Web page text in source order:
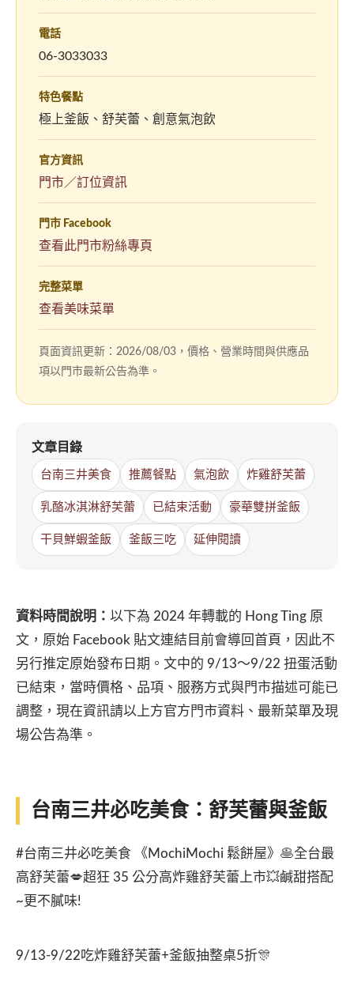
電話
06-3033033
特色餐點
極上釜飯、舒芙蕾、創意氣泡飲
官方資訊
門市／訂位資訊
門市 Facebook
查看此門市粉絲專頁
開
完整菜單
查看美味菜單
頁面資訊更新：2026/08/03，價格、營業時間與供應品
項以門市最新公告為準。
文章目錄
台南三井美食 推薦餐點 氣泡飲 炸雞舒芙蕾
乳酪冰淇淋舒芙蕾 已結束活動 豪華雙拼釜飯
干貝鮮蝦釜飯 釜飯三吃 延伸閱讀
資料時間說明： 以下為 2024 年轉載的 Hong Ting 原
文，原始 Facebook 貼文連結目前會導回首頁，因此不
另行推定原始發布日期。文中的 9/13～9/22 扭蛋活動
已結束，當時價格、品項、服務方式與門市描述可能已
調整，現在資訊請以上方官方門市資料、最新菜單及現
場公告為準。
台南三井必吃美食：舒芙蕾與釜飯
#台南三井必吃美食 《MochiMochi 鬆餅屋》🥞全台最
高舒芙蕾💋超狂 35 公分高炸雞舒芙蕾上市💥鹹甜搭配
~更不膩味!
9/13-9/22吃炸雞舒芙蕾+釜飯抽整桌5折🎊